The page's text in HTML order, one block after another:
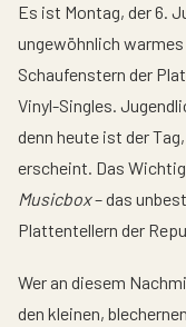
Es ist Montag, der 6.
ungewöhnlich
Schaufenstern der
Vinyl-Singles.
denn heute ist der
erscheint. Das
Musicbox– das
Plattentellern der
Wer an diesem
den kleinen,